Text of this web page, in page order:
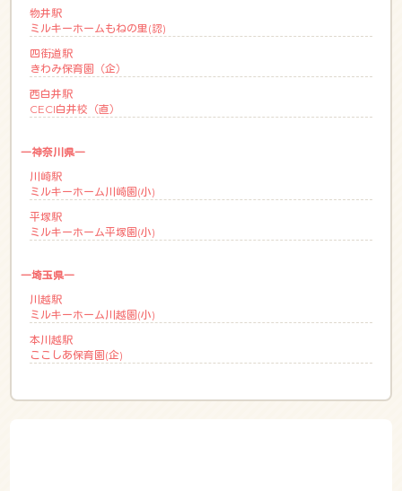
物井駅
ミルキーホームもねの里(認)
四街道駅
きわみ保育園（企）
西白井駅
CECI白井校（直）
―神奈川県―
川崎駅
ミルキーホーム川崎園(小)
平塚駅
ミルキーホーム平塚園(小)
―埼玉県―
川越駅
ミルキーホーム川越園(小)
本川越駅
ここしあ保育園(企)